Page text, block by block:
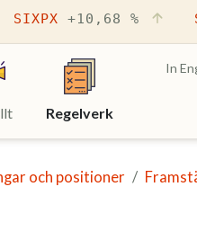
SIXPX+10,68 %
Regelverk(Aktuell sida)
In
och positioner